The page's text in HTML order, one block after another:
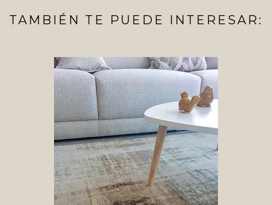
TAMBIÉN TE PUEDE INTERESAR: